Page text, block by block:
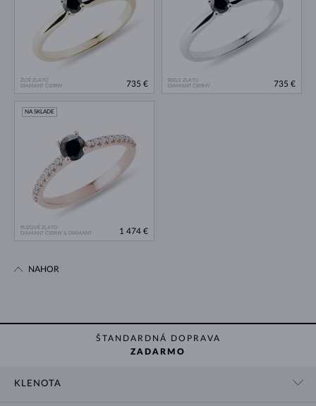
ŽLTÉ ZLATO
DIAMANT ČIERNY
735 €
BIELE ZLATO
DIAMANT ČIERNY
735 €
RUŽOVÉ ZLATO
DIAMANT ČIERNY & DIAMANT
NA SKLADE
1 474 €
NAHOR
ŠTANDARDNÁ DOPRAVA
ZADARMO
KLENOTA